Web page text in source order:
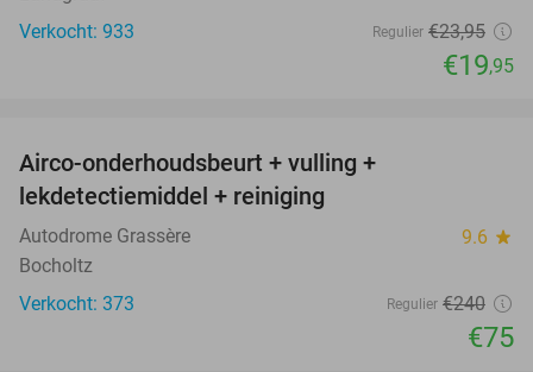
Verkocht: 933
Regulier €23,95
€19,95
Airco-onderhoudsbeurt + vulling +
lekdetectiemiddel + reiniging
Autodrome Grassère 9.6 star
Bocholtz
Verkocht: 373
Regulier €240
€75